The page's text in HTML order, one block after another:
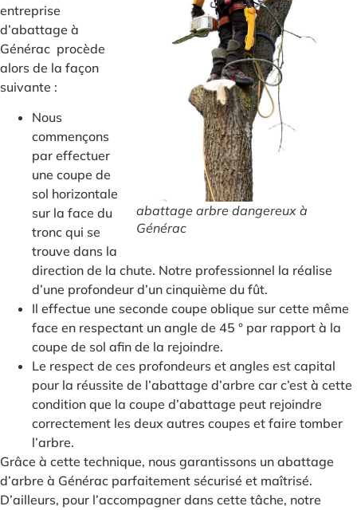
abattage arbre dangereux à
Générac
entreprise
d’abattage à
Générac procède
alors de la façon
suivante :
Nous
commençons
par effectuer
une coupe de
sol horizontale
sur la face du
tronc qui se
trouve dans la
direction de la chute. Notre professionnel la réalise
d’une profondeur d’un cinquième du fût.
Il effectue une seconde coupe oblique sur cette même
face en respectant un angle de 45 ° par rapport à la
coupe de sol afin de la rejoindre.
Le respect de ces profondeurs et angles est capital
pour la réussite de l’abattage d’arbre car c’est à cette
condition que la coupe d’abattage peut rejoindre
correctement les deux autres coupes et faire tomber
l’arbre.
Grâce à cette technique, nous garantissons un abattage
d’arbre à Générac parfaitement sécurisé et maîtrisé.
D’ailleurs, pour l’accompagner dans cette tâche, notre